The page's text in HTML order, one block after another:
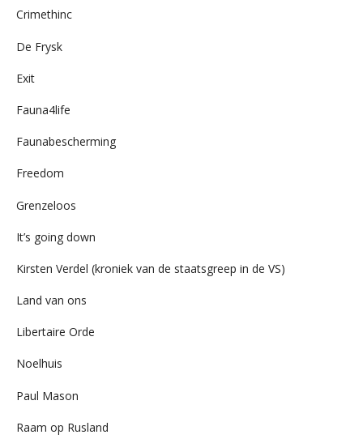
Crimethinc
De Frysk
Exit
Fauna4life
Faunabescherming
Freedom
Grenzeloos
It’s going down
Kirsten Verdel (kroniek van de staatsgreep in de VS)
Land van ons
Libertaire Orde
Noelhuis
Paul Mason
Raam op Rusland